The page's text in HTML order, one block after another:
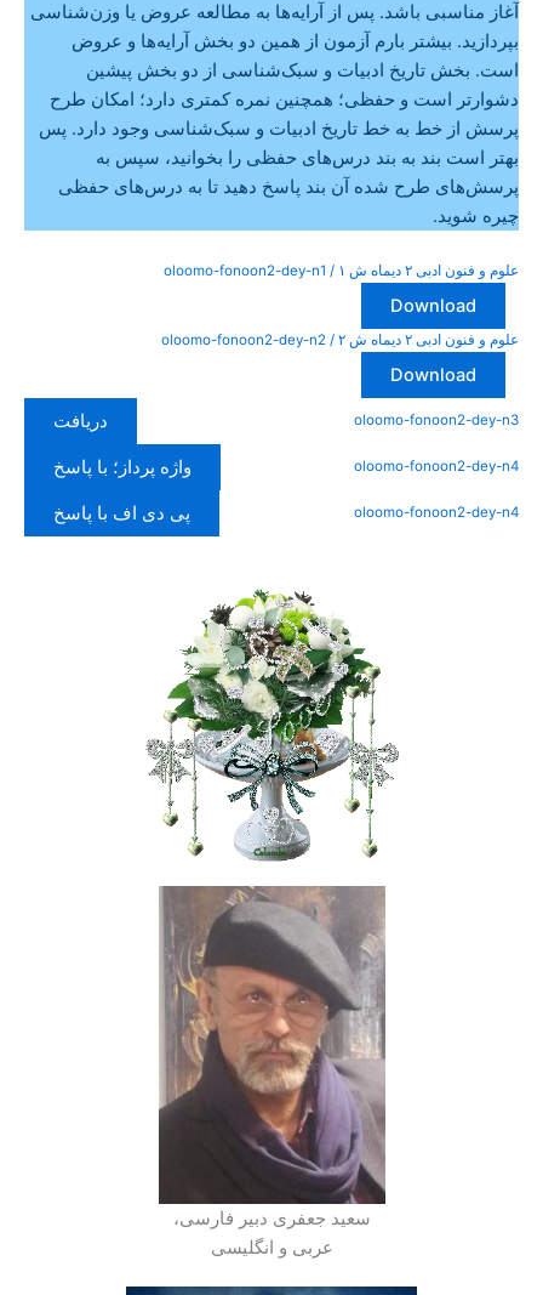
آغاز مناسبی باشد. پس از آرایه‌ها به مطالعه عروض یا وزن‌شناسی
بپردازید. بیشتر بارم آزمون از همین دو بخش آرایه‌ها و عروض
است. بخش تاریخ ادبیات و سبک‌شناسی از دو بخش پیشین
دشوارتر است و حفظی؛ همچنین نمره کمتری دارد؛ امکان طرح
پرسش از خط به خط تاریخ ادبیات و سبک‌شناسی وجود دارد. پس
بهتر است بند به بند درس‌های حفظی را بخوانید، سپس به
پرسش‌های طرح شده آن بند پاسخ دهید تا به درس‌های حفظی
چیره شوید.
علوم و فنون ادبی ۲ دیماه ش ۱ / oloomo-fonoon2-dey-n1
Download
علوم و فنون ادبی ۲ دیماه ش ۲ / oloomo-fonoon2-dey-n2
Download
oloomo-fonoon2-dey-n3 دریافت
oloomo-fonoon2-dey-n4 واژه پرداز؛ با پاسخ
oloomo-fonoon2-dey-n4 پی دی اف با پاسخ
سعید جعفری دبیر فارسی،
عربی و انگلیسی